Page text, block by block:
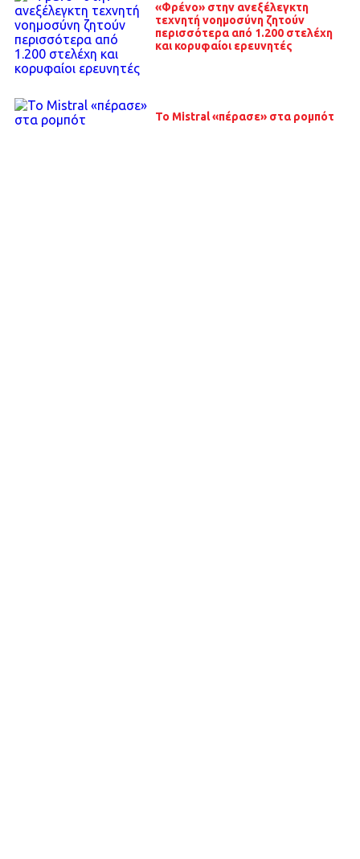
«Φρένο» στην ανεξέλεγκτη
τεχνητή νοημοσύνη ζητούν
περισσότερα από 1.200 στελέχη
και κορυφαίοι ερευνητές
Το Mistral «πέρασε» στα ρομπότ